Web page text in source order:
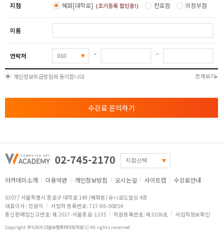
지점 혜화[대학로] (조기등록 할인중!) 천호점 의정부점
이름
연락처 - -
개인정보취급방침에 동의합니다 전체보기
수강료 문의하기
02-745-2170
아카데미소개 이용약관 개인정보방침 오시는길 사이트맵 수강료안내
03077 서울특별시 종로구 대학로 149 (혜화동) 유니로드빌딩 4층
대표이사 : 민원식
사업자 등록번호: 717-86-00854
통신판매업신고번호: 제 2017-서울종로-1335
학원등록번호: 제3206호 사업자정보확인
Copyright 주식회사 더블유컴퓨터아트학원 ⓒ All rights reserved.